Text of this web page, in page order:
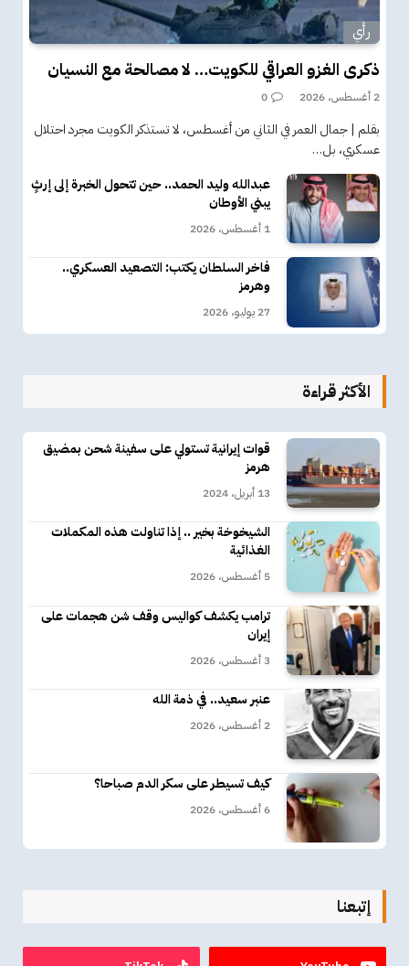
رأي
ذكرى الغزو العراقي للكويت… لا مصالحة مع النسيان
2 أغسطس، 2026 0
بقلم | جمال العمر في الثاني من أغسطس، لا تستذكر الكويت مجرد احتلال
عسكري، بل…
عبدالله وليد الحمد.. حين تتحول الخبرة إلى إرثٍ
يبني الأوطان
1 أغسطس، 2026
فاخر السلطان يكتب: التصعيد العسكري..
وهرمز
27 يوليو، 2026
الأكثر قراءة
قوات إيرانية تستولي على سفينة شحن بمضيق
هرمز
13 أبريل، 2024
الشيخوخة بخير .. إذا تناولت هذه المكملات
الغذائية
5 أغسطس، 2026
ترامب يكشف كواليس وقف شن هجمات على
إيران
3 أغسطس، 2026
عنبر سعيد.. في ذمة الله
2 أغسطس، 2026
كيف تسيطر على سكر الدم صباحا؟
6 أغسطس، 2026
إتبعنا